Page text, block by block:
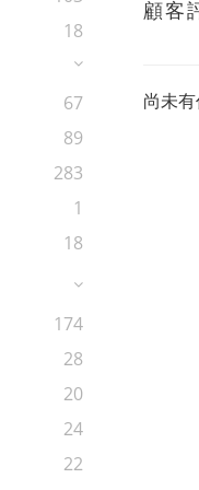
18
67
89
283
1
18
174
28
20
24
22
顧客
尚未